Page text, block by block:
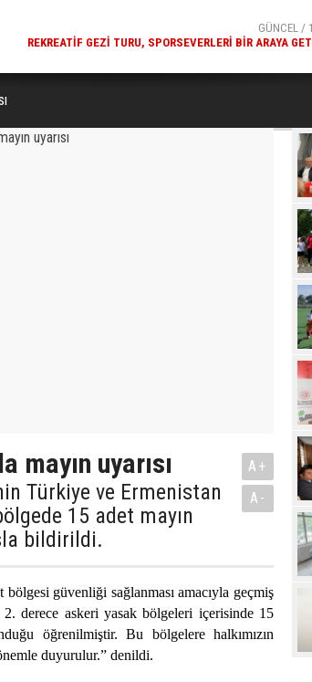
GÜNCEL /
REKREATIF GEZI TURU, SPORSEVERLERI BIR ARAYA
mayın uyarısı
Türkiye ve Ermenistan
15 adet mayın
bildirildi.
A+
A-
güvenliği sağlanması amacıyla geçmiş
2. derece askeri yasak bölgeleri içerisinde 15
öğrenilmiştir. Bu bölgelere halkımızın
duyurulur.” denildi.